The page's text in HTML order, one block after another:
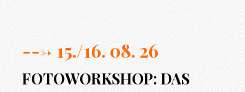
---> 15./16. 08. 26
FOTOWORKSHOP: DAS